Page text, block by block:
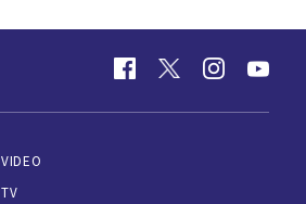
VIDEO
TV